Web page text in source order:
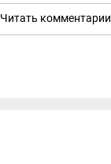
Читать комментарии